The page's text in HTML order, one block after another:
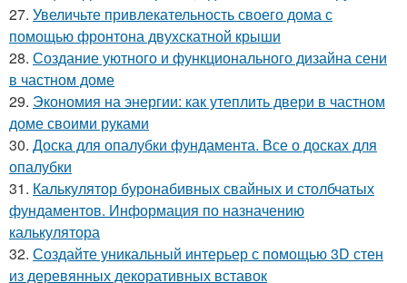
27. Увеличьте привлекательность своего дома с
помощью фронтона двухскатной крыши
28. Создание уютного и функционального дизайна сени
в частном доме
29. Экономия на энергии: как утеплить двери в частном
доме своими руками
30. Доска для опалубки фундамента. Все о досках для
опалубки
31. Калькулятор буронабивных свайных и столбчатых
фундаментов. Информация по назначению
калькулятора
32. Создайте уникальный интерьер с помощью 3D стен
из деревянных декоративных вставок